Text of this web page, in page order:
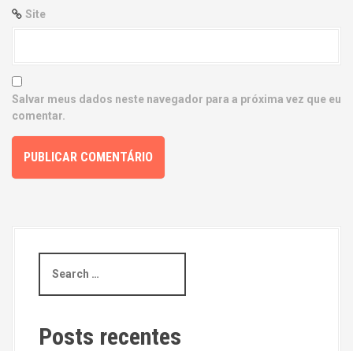
Site
Salvar meus dados neste navegador para a próxima vez que eu
comentar.
a
c
h
Posts recentes